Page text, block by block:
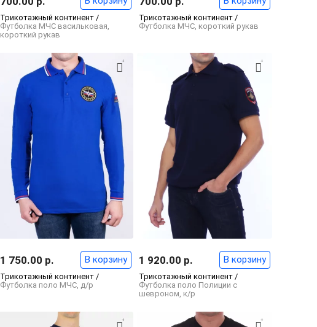
Трикотажный континент /
Футболка МЧС васильковая,
короткий рукав
Трикотажный континент /
Футболка МЧС, короткий рукав
Трикотажный континент /
Футболка поло МЧС, д/р
1 750.00 р. В корзину
Трикотажный континент /
Футболка поло Полиции с
шевроном, к/р
1 920.00 р. В корзину